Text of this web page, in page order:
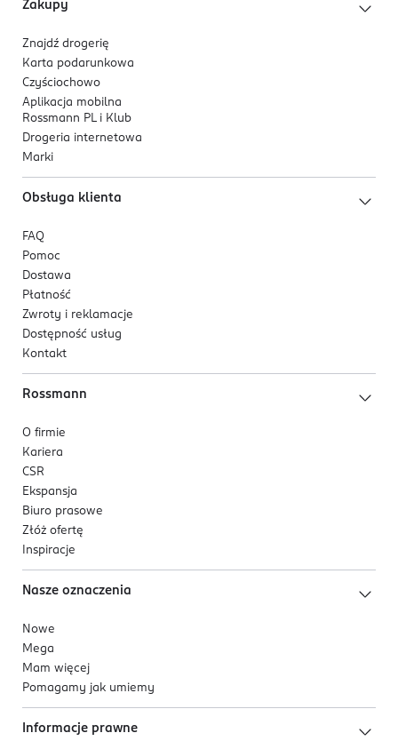
Zakupy
Znajdź drogerię
Karta podarunkowa
Czyściochowo
Aplikacja mobilna
Rossmann PL i Klub
Drogeria internetowa
Marki
Obsługa klienta
FAQ
Pomoc
Dostawa
Płatność
Zwroty i reklamacje
Dostępność usług
Kontakt
Rossmann
O firmie
Kariera
CSR
Ekspansja
Biuro prasowe
Złóż ofertę
Inspiracje
Nasze oznaczenia
Nowe
Mega
Mam więcej
Pomagamy jak umiemy
Informacje prawne